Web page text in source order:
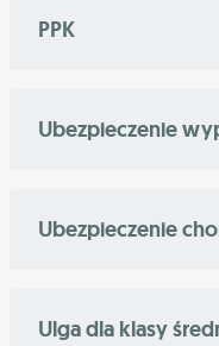
PPK
Ubezpieczenie
Ubezpieczenie
Ulga dla klasy